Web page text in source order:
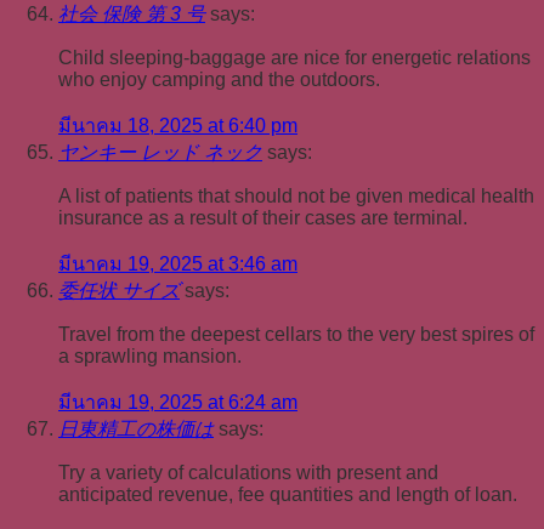
社会 保険 第 3 号 says:
Child sleeping-baggage are nice for energetic relations
who enjoy camping and the outdoors.
มีนาคม 18, 2025 at 6:40 pm
ヤンキー レッド ネック says:
A list of patients that should not be given medical health
insurance as a result of their cases are terminal.
มีนาคม 19, 2025 at 3:46 am
委任状 サイズ says:
Travel from the deepest cellars to the very best spires of
a sprawling mansion.
มีนาคม 19, 2025 at 6:24 am
日東精工の株価は says:
Try a variety of calculations with present and
anticipated revenue, fee quantities and length of loan.